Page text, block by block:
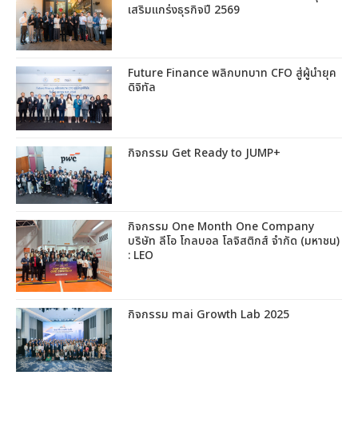
เสริมแกร่งธุรกิจปี 2569
Future Finance พลิกบทบาท CFO สู่ผู้นำยุค
ดิจิทัล
กิจกรรม Get Ready to JUMP+
กิจกรรม One Month One Company
บริษัท ลีโอ โกลบอล โลจิสติกส์ จำกัด (มหาชน)
: LEO
กิจกรรม mai Growth Lab 2025